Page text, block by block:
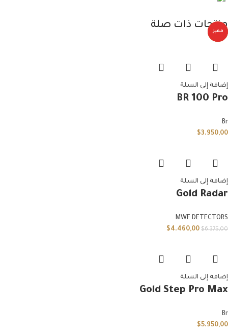
منتجات ذات صلة
إضافة إلى السلة
BR 100 Pro
Br
$3.950,00
-30%
إضافة إلى السلة
Gold Radar
MWF DETECTORS
$6.375,00
$4.460,00
إضافة إلى السلة
Gold Step Pro Max
Br
$5.950,00
-20%
مميز